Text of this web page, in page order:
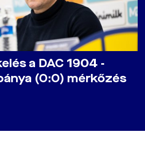
a DAC 1904 -
(0:0) mérkőzés